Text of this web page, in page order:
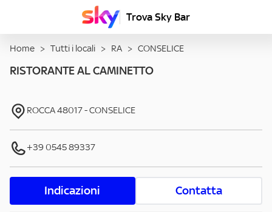
Trova Sky Bar
Home > Tutti i locali > RA > CONSELICE
RISTORANTE AL CAMINETTO
ROCCA48017-CONSELICE
+39 0545 89337
Indicazioni Contatta